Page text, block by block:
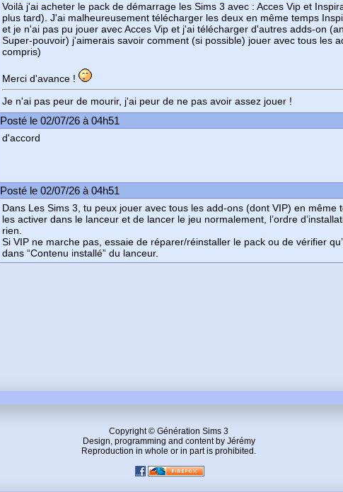
Voilà j'ai acheter le pack de démarrage les Sims 3 avec : Acces Vip et
plus tard). J'ai malheureusement télécharger les deux en même temps
et je n'ai pas pu jouer avec Acces Vip et j'ai télécharger d'autres adds-on
Super-pouvoir) j'aimerais savoir comment (si possible) jouer avec tous les
compris)
Merci d'avance !
Je n'ai pas peur de mourir, j'ai peur de ne pas avoir assez jouer !
Posté le 02/07/26 à 04h51
d'accord
Posté le 02/07/26 à 04h51
Dans Les Sims 3, tu peux jouer avec tous les add-ons (dont VIP) en même
les activer dans le lanceur et de lancer le jeu normalement, l’ordre
rien.
Si VIP ne marche pas, essaie de réparer/réinstaller le pack ou de vérifier
dans “Contenu installé” du lanceur.
Copyright © Génération Sims 3
Design, programming and content by Jérémy
Reproduction in whole or in part is prohibited.